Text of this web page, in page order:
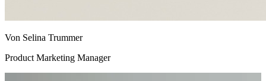
Von Selina Trummer
Product Marketing Manager